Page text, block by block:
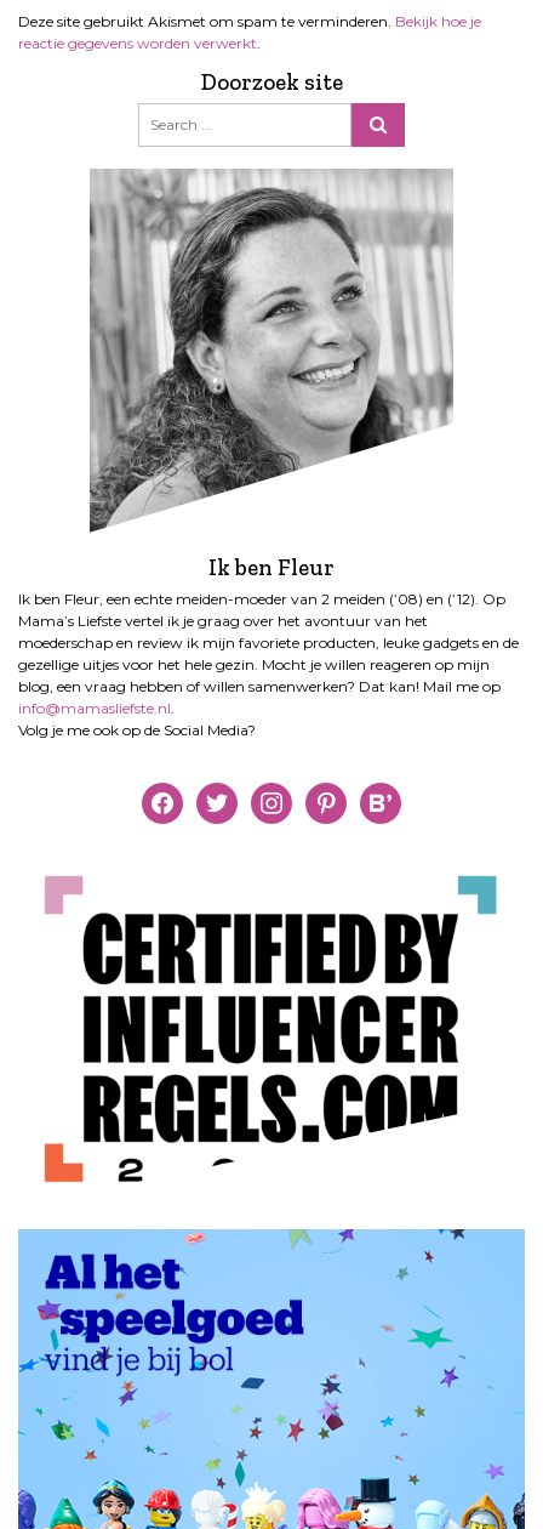
Deze site gebruikt Akismet om spam te verminderen. Bekijk hoe je
reactie gegevens worden verwerkt
Doorzoek site
Ik ben Fleur
Ik ben Fleur, een echte meiden-moeder van 2 meiden (’08) en (’12). Op
Mama’s Liefste vertel ik je graag over het avontuur van het
moederschap en review ik mijn favoriete producten, leuke gadgets en de
gezellige uitjes voor het hele gezin. Mocht je willen reageren op mijn
blog, een vraag hebben of willen samenwerken? Dat kan! Mail me op
info@mamasliefste.nl
Volg je me ook op de Social Media?
facebooktwitter instagrampinterestbloglovin